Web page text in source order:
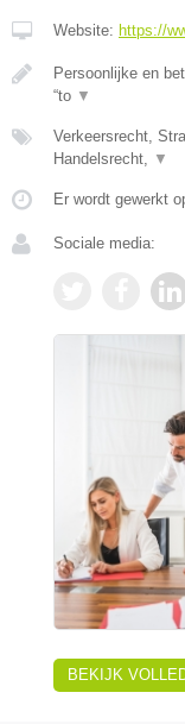
Website: https://
Persoonlijke en
“to ▼
Verkeersrecht,
Handelsrecht,
▼
Er wordt gewerkt
Sociale media:
BEKIJK